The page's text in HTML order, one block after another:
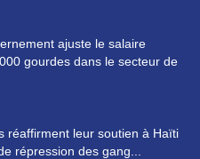
ajuste le salaire
gourdes dans le secteur de
réaffirment leur soutien à Haïti
répression des gang...